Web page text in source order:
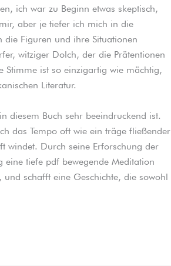
ich war zu Beginn etwas skeptisch,
aber je tiefer ich mich in die
Figuren und ihre Situationen
witziger Dolch, der die Prätentionen
Stimme ist so einzigartig wie mächtig,
Literatur.
diesem Buch sehr beeindruckend ist.
das Tempo oft wie ein träge fließender
windet. Durch seine Erforschung der
eine tiefe pdf bewegende Meditation
schafft eine Geschichte, die sowohl